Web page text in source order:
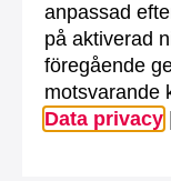
anpassad
på aktiverad
föregående
motsvarande
Data privacy